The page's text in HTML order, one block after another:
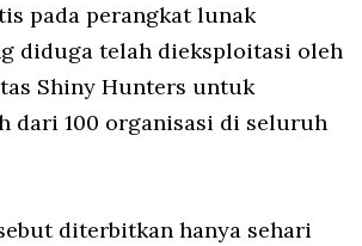
pada perangkat lunak
diduga telah dieksploitasi oleh
Shiny Hunters untuk
dari 100 organisasi di seluruh
diterbitkan hanya sehari